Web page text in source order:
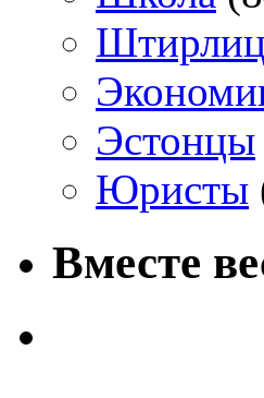
Штирлиц
Эстонцы
Юристы
Вместе